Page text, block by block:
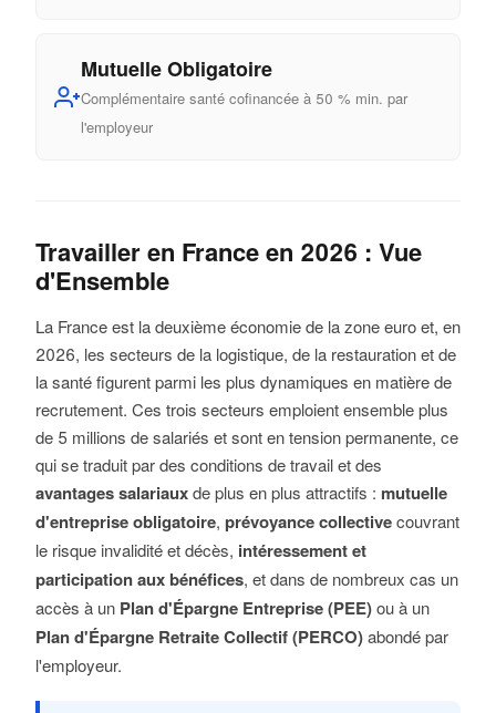
Mutuelle Obligatoire
Complémentaire santé cofinancée à 50 % min. par
l'employeur
Travailler en France en 2026 : Vue
d'Ensemble
La France est la deuxième économie de la zone euro et, en
2026, les secteurs de la logistique, de la restauration et de
la santé figurent parmi les plus dynamiques en matière de
recrutement. Ces trois secteurs emploient ensemble plus
de 5 millions de salariés et sont en tension permanente, ce
qui se traduit par des conditions de travail et des
avantages salariauxde plus en plus attractifs : mutuelle
d'entreprise obligatoire, prévoyance collectivecouvrant
le risque invalidité et décès, intéressement et
participation aux bénéfices, et dans de nombreux cas un
accès à un Plan d'Épargne Entreprise (PEE)ou à un
Plan d'Épargne Retraite Collectif (PERCO)abondé par
l'employeur.